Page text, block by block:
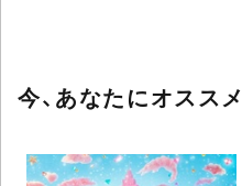
今、あなたにオススメ